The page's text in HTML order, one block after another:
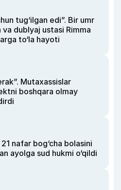
tug‘ilgan edi”. Bir umr
dublyaj ustasi Rimma
to‘la hayoti
Mutaxassislar
boshqara olmay
nafar bog‘cha bolasini
ayolga sud hukmi o‘qildi